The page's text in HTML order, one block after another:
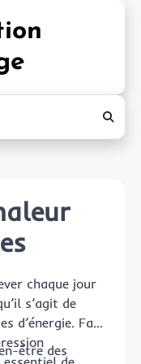
chaque jour
s’agit de
d’énergie. Face
être des